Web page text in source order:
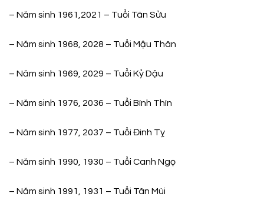
– Năm sinh 1961,2021 – Tuổi Tân Sửu
– Năm sinh 1968, 2028 – Tuổi Mậu Thân
– Năm sinh 1969, 2029 – Tuổi Kỷ Dậu
– Năm sinh 1976, 2036 – Tuổi Bính Thìn
– Năm sinh 1977, 2037 – Tuổi Đinh Tỵ
– Năm sinh 1990, 1930 – Tuổi Canh Ngọ
– Năm sinh 1991, 1931 – Tuổi Tân Mùi